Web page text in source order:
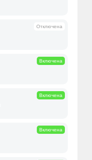
Отключена
Включена
Включена
Включена